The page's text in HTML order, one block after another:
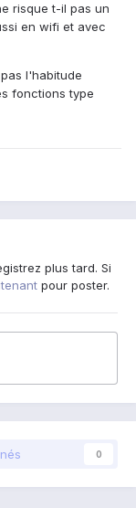
risque t-il pas un
en wifi et avec
l'habitude
fonctions type
plus tard. Si
pour poster.
0